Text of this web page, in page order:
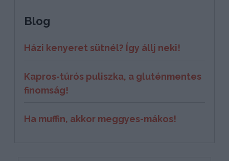
Blog
Házi kenyeret sütnél? Így állj neki!
Kapros-túrós puliszka, a gluténmentes
finomság!
Ha muffin, akkor meggyes-mákos!